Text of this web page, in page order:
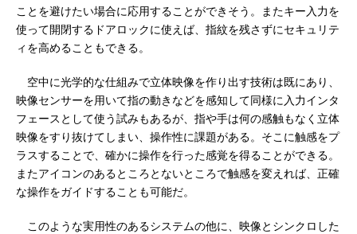
ことを避けたい場合に応用することができそう。またキー入力を
使って開閉するドアロックに使えば、指紋を残さずにセキュリテ
ィを高めることもできる。
空中に光学的な仕組みで立体映像を作り出す技術は既にあり、
映像センサーを用いて指の動きなどを感知して同様に入力インタ
フェースとして使う試みもあるが、指や手は何の感触もなく立体
映像をすり抜けてしまい、操作性に課題がある。そこに触感をプ
ラスすることで、確かに操作を行った感覚を得ることができる。
またアイコンのあるところとないところで触感を変えれば、正確
な操作をガイドすることも可能だ。
このような実用性のあるシステムの他に、映像とシンクロした